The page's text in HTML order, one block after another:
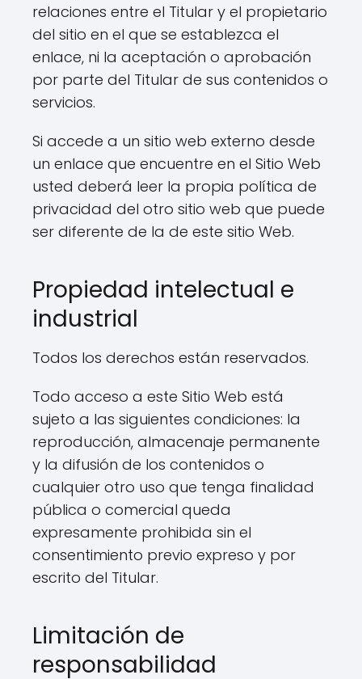
relaciones entre el Titular y el propietario
del sitio en el que se establezca el
enlace, ni la aceptación o aprobación
por parte del Titular de sus contenidos o
servicios.
Si accede a un sitio web externo desde
un enlace que encuentre en el Sitio Web
usted deberá leer la propia política de
privacidad del otro sitio web que puede
ser diferente de la de este sitio Web.
Propiedad intelectual e
industrial
Todos los derechos están reservados.
Todo acceso a este Sitio Web está
sujeto a las siguientes condiciones: la
reproducción, almacenaje permanente
y la difusión de los contenidos o
cualquier otro uso que tenga finalidad
pública o comercial queda
expresamente prohibida sin el
consentimiento previo expreso y por
escrito del Titular.
Limitación de
responsabilidad